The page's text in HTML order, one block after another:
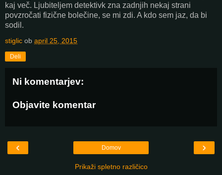
kaj več. Ljubiteljem detektivk zna zadnjih nekaj strani
povzročati fizične bolečine, se mi zdi. A kdo sem jaz, da bi
sodil.
stiglic ob april 25, 2015
Deli
Ni komentarjev:
Objavite komentar
‹ ›
Domov
Prikaži spletno različico